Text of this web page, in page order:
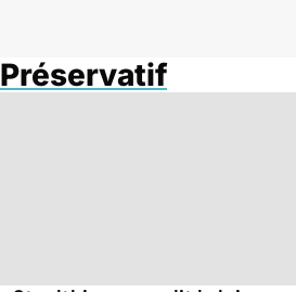
Préservatif